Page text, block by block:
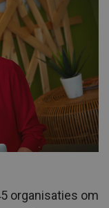
organisaties om